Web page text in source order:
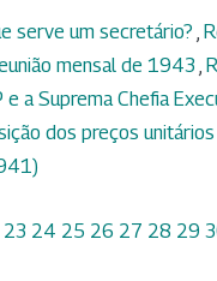
serve um secretário? ,
mensal de 1943 ,
e a Suprema Chefia
dos preços
23 24 25 26 27 28 29